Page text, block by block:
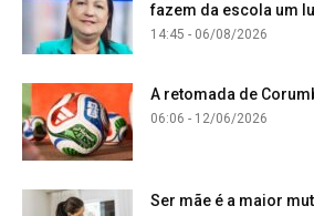
fazem da escola um
14:45 - 06/08/2026
A retomada de
06:06 - 12/06/2026
Ser mãe é a maior